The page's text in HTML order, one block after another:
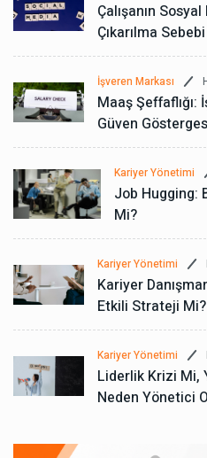
Çalışanın
Çıkarılma
İşveren Markası
Maaş Şeffaflığı:
Güven
Kariyer Yönetimi
Job Hugging:
Mi?
Kariyer Yönetimi
Kariyer
Etkili Strateji Mi?
Kariyer Yönetimi
Liderlik Krizi Mi,
Neden Yönetici